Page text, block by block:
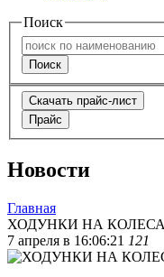
Поиск
Поиск
Скачать прайс-лист
Прайс
Новости
Главная
ХОДУНКИ НА
7 апреля в 16:06:21 121